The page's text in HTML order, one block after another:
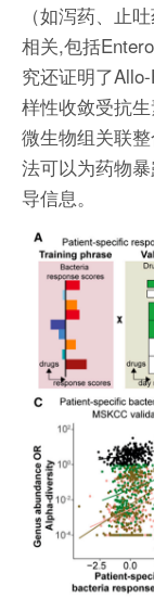
（如泻药、止
相关,包括
究还证明了
样性收敛受抗
微生物组关联
法可以为药物
导信息。